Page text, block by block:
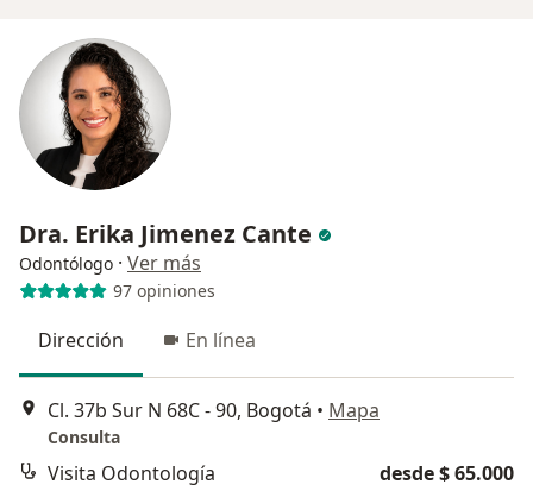
Dra. Erika Jimenez Cante
Odontólogo · Ver más
97 opiniones
Dirección En línea
Cl. 37b Sur N 68C - 90, Bogotá • Mapa
Consulta
Visita Odontología
desde $ 65.000